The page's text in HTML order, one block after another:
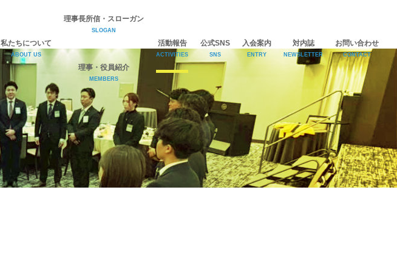
私たちについて
ABOUT US
ひびきJCについて
理事長所信・スローガン
理事・役員紹介
理事長所信・スローガン
SLOGAN
理事・役員紹介
MEMBERS
活動報告
ACTIVITIES
公式SNS
SNS
Facebook
YouTube
入会案内
ENTRY
対内誌
NEWSLETTER
お問い合わせ
CONTACT